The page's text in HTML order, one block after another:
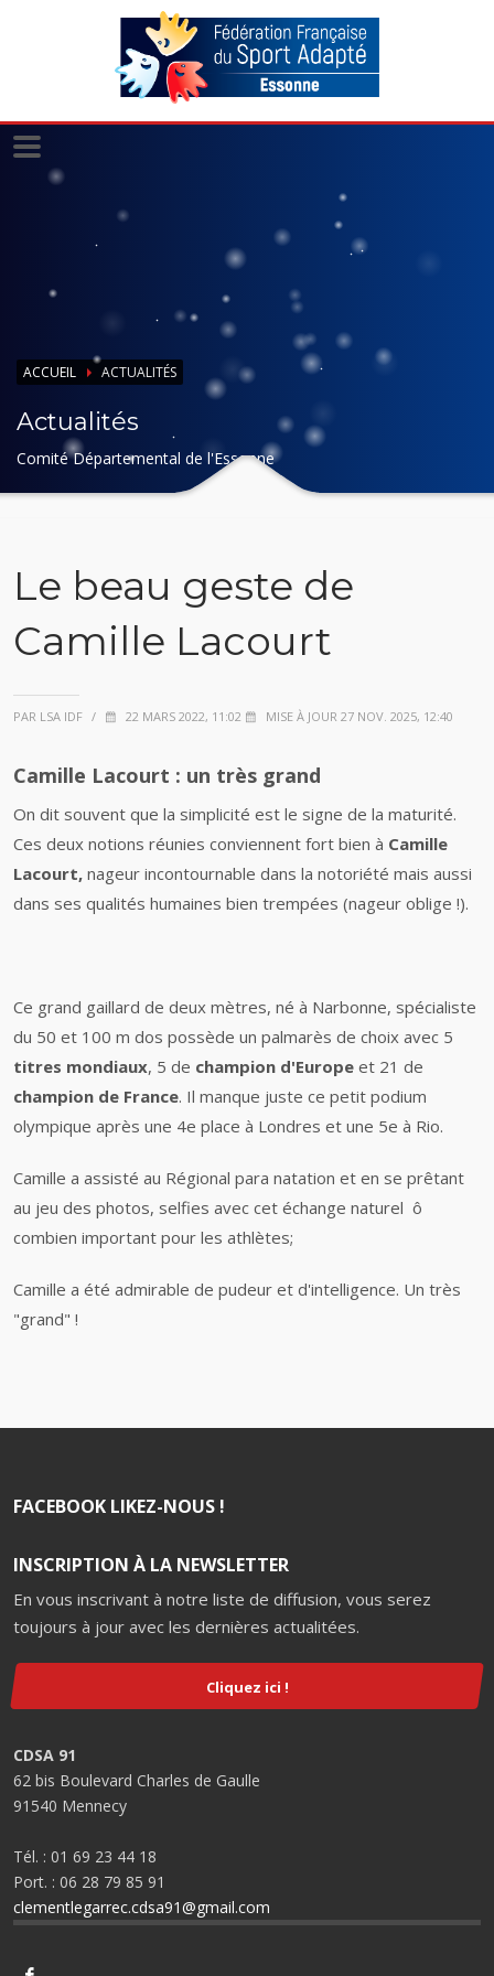
ACCUEIL ACTUALITÉS
Actualités
Comité Départemental de l'Essonne
Le beau geste de
Camille Lacourt
PAR LSA IDF / 22 MARS 2022, 11:02 MISE À JOUR 27 NOV. 2025, 12:40
Camille Lacourt : un très grand
On dit souvent que la simplicité est le signe de la maturité.
Ces deux notions réunies conviennent fort bien à Camille
Lacourt, nageur incontournable dans la notoriété mais aussi
dans ses qualités humaines bien trempées (nageur oblige !).
Ce grand gaillard de deux mètres, né à Narbonne, spécialiste
du 50 et 100 m dos possède un palmarès de choix avec 5
titres mondiaux, 5 de champion d'Europe et 21 de
champion de France. Il manque juste ce petit podium
olympique après une 4e place à Londres et une 5e à Rio.
Camille a assisté au Régional para natation et en se prêtant
au jeu des photos, selfies avec cet échange naturel ô
combien important pour les athlètes;
Camille a été admirable de pudeur et d'intelligence. Un très
"grand" !
FACEBOOK LIKEZ-NOUS !
INSCRIPTION À LA NEWSLETTER
En vous inscrivant à notre liste de diffusion, vous serez
toujours à jour avec les dernières actualitées.
Cliquez ici !
CDSA 91
62 bis Boulevard Charles de Gaulle
91540 Mennecy
Tél. : 01 69 23 44 18
Port. : 06 28 79 85 91
clementlegarrec.cdsa91@gmail.com
Panneau de gestion des cookies